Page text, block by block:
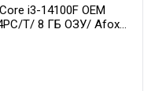
i3-14100F OEM
T/ 8 ГБ ОЗУ/ Afox
HDMI 1FAN LP RTL /